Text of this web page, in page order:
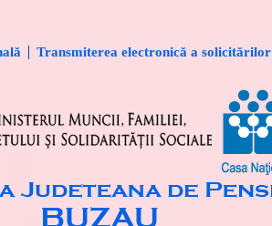
Transmiterea electronică a solicitărilor